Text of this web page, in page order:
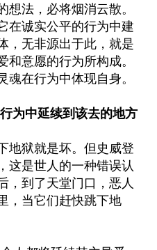
想法，必将烟消云散。
在诚实公平的行为中建
，无非源出于此，就是
和意愿的行为所构成。
魂在行为中体现自身。
为中延续到该去的地方
地狱就是坏。但史威登
这是世人的一种错误认
，到了天堂门口，恶人
，当它们赶快跳下地